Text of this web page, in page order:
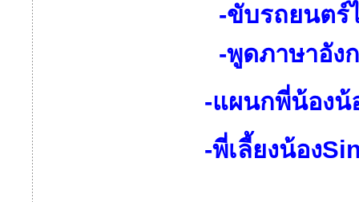
-ขับรถยนตร์
-พูดภาษาอั
-แผนกพี่น้อง
-พี่เลี้ยงน้อง